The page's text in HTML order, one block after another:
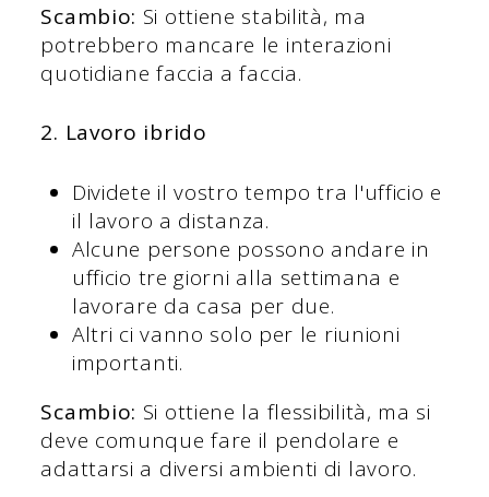
Scambio: Si ottiene stabilità, ma
potrebbero mancare le interazioni
quotidiane faccia a faccia.
2. Lavoro ibrido
Dividete il vostro tempo tra l'ufficio e
il lavoro a distanza.
Alcune persone possono andare in
ufficio tre giorni alla settimana e
lavorare da casa per due.
Altri ci vanno solo per le riunioni
importanti.
Scambio: Si ottiene la flessibilità, ma si
deve comunque fare il pendolare e
adattarsi a diversi ambienti di lavoro.